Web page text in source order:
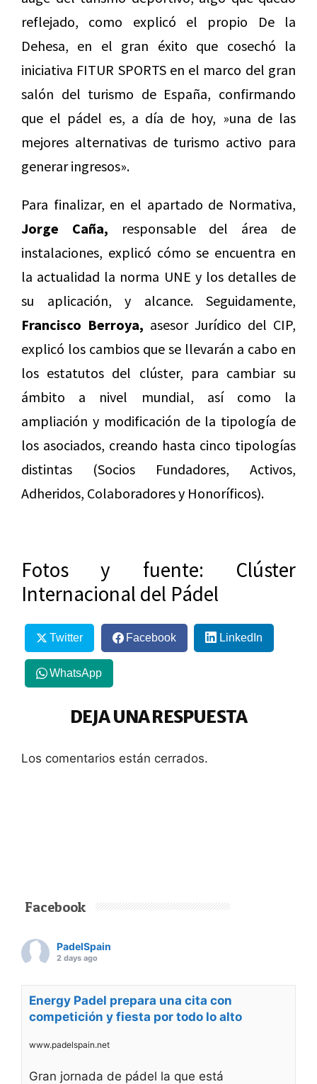
reflejado, como explicó el propio De la
Dehesa, en el gran éxito que cosechó la
iniciativa FITUR SPORTS en el marco del gran
salón del turismo de España, confirmando
que el pádel es, a día de hoy, »una de las
mejores alternativas de turismo activo para
generar ingresos».
Para finalizar, en el apartado de Normativa,
Jorge Caña, responsable del área de
instalaciones, explicó cómo se encuentra en
la actualidad la norma UNE y los detalles de
su aplicación, y alcance. Seguidamente,
Francisco Berroya, asesor Jurídico del CIP,
explicó los cambios que se llevarán a cabo en
los estatutos del clúster, para cambiar su
ámbito a nivel mundial, así como la
ampliación y modificación de la tipología de
los asociados, creando hasta cinco tipologías
distintas (Socios Fundadores, Activos,
Adheridos, Colaboradores y Honoríficos).
Fotos y fuente: Clúster
Internacional del Pádel
Twitter Facebook LinkedIn
WhatsApp
DEJA UNA RESPUESTA
Los comentarios están cerrados.
Facebook
PadelSpain
2 days ago
Energy Padel prepara una cita con
competición y fiesta por todo lo alto
www.padelspain.net
Gran jornada de pádel la que está